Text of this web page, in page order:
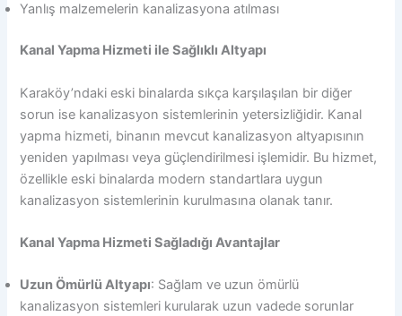
Yanlış malzemelerin kanalizasyona atılması
Kanal Yapma Hizmeti ile Sağlıklı Altyapı
Karaköy’ndaki eski binalarda sıkça karşılaşılan bir diğer
sorun ise kanalizasyon sistemlerinin yetersizliğidir. Kanal
yapma hizmeti, binanın mevcut kanalizasyon altyapısının
yeniden yapılması veya güçlendirilmesi işlemidir. Bu hizmet,
özellikle eski binalarda modern standartlara uygun
kanalizasyon sistemlerinin kurulmasına olanak tanır.
Kanal Yapma Hizmeti Sağladığı Avantajlar
Uzun Ömürlü Altyapı: Sağlam ve uzun ömürlü
kanalizasyon sistemleri kurularak uzun vadede sorunlar